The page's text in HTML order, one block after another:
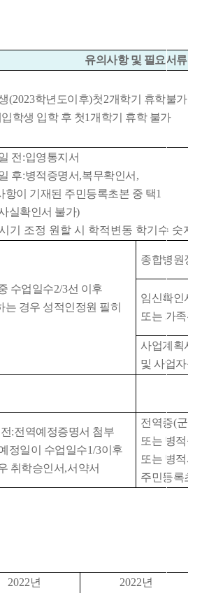
유의사항 및 필요서류
(2023학년도이후)첫2개학기 휴학불가
학생 입학 후 첫1 개학기 휴학 불가
전 :입영통지서
후:병적증명서,복무확인서 ,
항이 기재된 주민등록초본 중 택1
실확인서 불가)
기 조정 원할 시 학적변동 학기수 숫자
수업일수2/3선 이후
는 경우 성적인정원 필히
종합병원장
임신확인서
또는 가족관
사업계획서
및 사업자등
:전역예정증명서 첨부
정일이 수업일수1/3이후
취학승인서,서약서
전역증(군경
또는 병적증
또는 병적사
주민등록초
2022년
2022년